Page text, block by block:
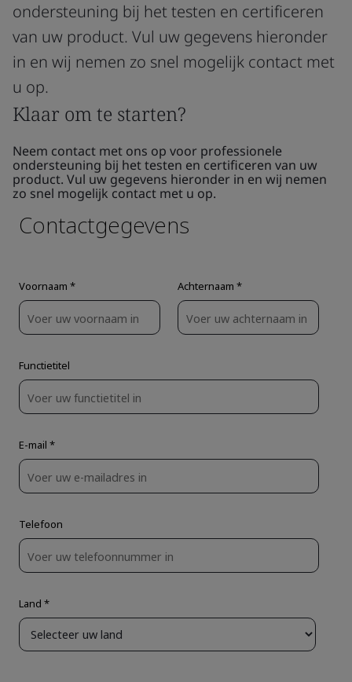
ondersteuning bij het testen en certificeren
van uw product. Vul uw gegevens hieronder
in en wij nemen zo snel mogelijk contact met
u op.
Klaar om te starten?
Neem contact met ons op voor professionele
ondersteuning bij het testen en certificeren van uw
product. Vul uw gegevens hieronder in en wij nemen
zo snel mogelijk contact met u op.